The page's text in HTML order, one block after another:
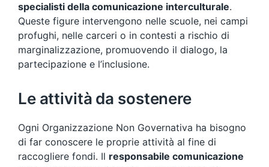
specialisti della comunicazione interculturale.
Queste figure intervengono nelle scuole, nei campi
profughi, nelle carceri o in contesti a rischio di
marginalizzazione, promuovendo il dialogo, la
partecipazione e l’inclusione.
Le attività da sostenere
Ogni Organizzazione Non Governativa ha bisogno
di far conoscere le proprie attività al fine di
raccogliere fondi. Il responsabile comunicazione